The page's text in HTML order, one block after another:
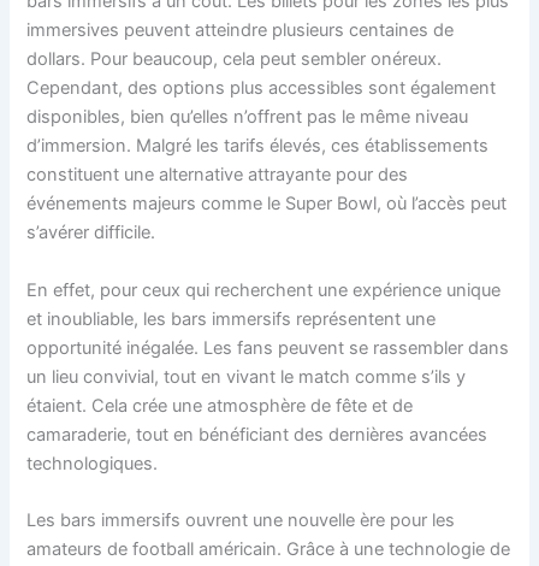
immersives peuvent atteindre plusieurs centaines de
dollars. Pour beaucoup, cela peut sembler onéreux.
Cependant, des options plus accessibles sont également
disponibles, bien qu’elles n’offrent pas le même niveau
d’immersion. Malgré les tarifs élevés, ces établissements
constituent une alternative attrayante pour des
événements majeurs comme le Super Bowl, où l’accès peut
s’avérer difficile.
En effet, pour ceux qui recherchent une expérience unique
et inoubliable, les bars immersifs représentent une
opportunité inégalée. Les fans peuvent se rassembler dans
un lieu convivial, tout en vivant le match comme s’ils y
étaient. Cela crée une atmosphère de fête et de
camaraderie, tout en bénéficiant des dernières avancées
technologiques.
Les bars immersifs ouvrent une nouvelle ère pour les
amateurs de football américain. Grâce à une technologie de